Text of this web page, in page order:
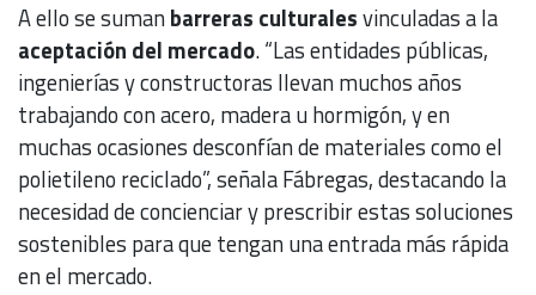
A ello se sumanbarreras culturalesvinculadas a la
aceptación del mercado. “Las entidades públicas,
ingenierías y constructoras llevan muchos años
trabajando con acero, madera u hormigón, y en
muchas ocasiones desconfían de materiales como el
polietileno reciclado”, señala Fábregas, destacando la
necesidad de concienciar y prescribir estas soluciones
sostenibles para que tengan una entrada más rápida
en el mercado.